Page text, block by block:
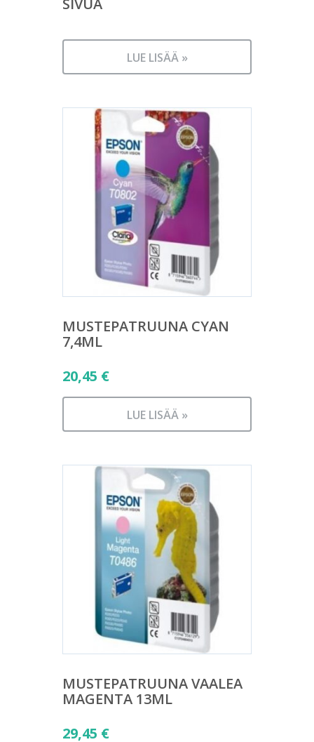
SIVUA
LUE LISÄÄ »
MUSTEPATRUUNA CYAN
7,4ML
20,45 €
LUE LISÄÄ »
MUSTEPATRUUNA VAALEA
MAGENTA 13ML
29,45 €